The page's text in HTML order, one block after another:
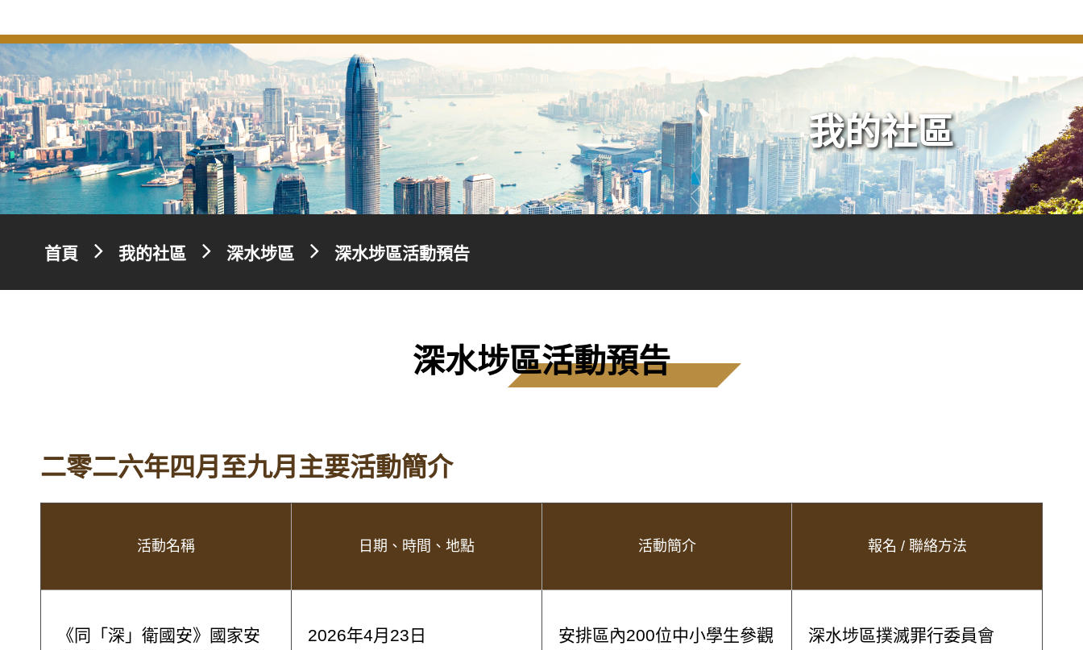
我的社區
首頁 我的社區 深水埗區 深水埗區活動預告
深水埗區活動預告
二零二六年四月至九月主要活動簡介
活動名稱 日期、時間、地點 活動簡介 報名 / 聯絡方法
《同「深」衛國安》國家安
2026年4月23日
安排區內200位中小學生參觀
深水埗區撲滅罪行委員會